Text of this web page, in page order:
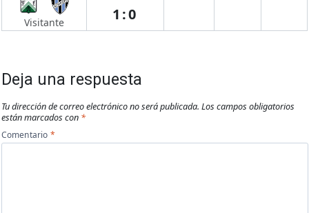
Visitante 1:0
Deja una respuesta
Tu dirección de correo electrónico no será publicada. Los campos obligatorios
están marcados con *
Comentario *